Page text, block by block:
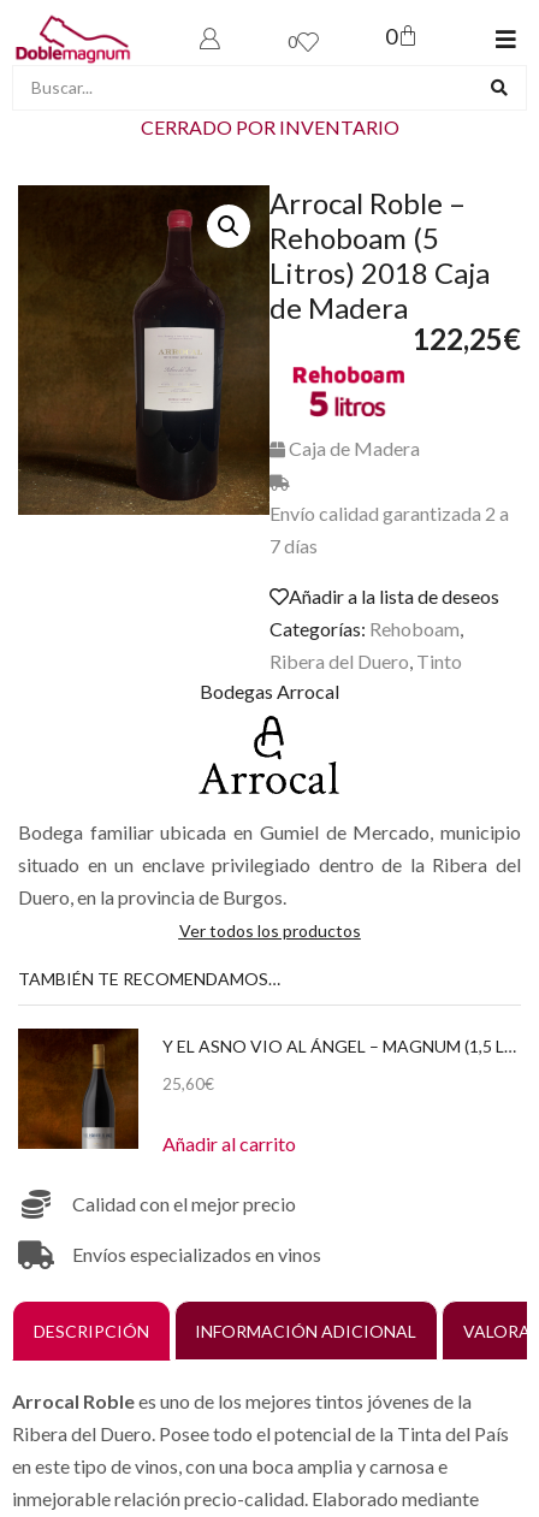
0 0
CERRADO POR INVENTARIO
Arrocal Roble –
Rehoboam (5
Litros) 2018 Caja
de Madera
122,25€
Caja de Madera
Envío calidad garantizada 2 a
7 días
Añadir a la lista de deseos
Categorías: Rehoboam,
Ribera del Duero, Tinto
Bodegas Arrocal
Bodega familiar ubicada en Gumiel de Mercado, municipio
situado en un enclave privilegiado dentro de la Ribera del
Duero, en la provincia de Burgos.
Ver todos los productos
TAMBIÉN TE RECOMENDAMOS…
Y EL ASNO VIO AL ÁNGEL – MAGNUM (1,5 LITROS) 2020
25,60€
Añadir al carrito
Calidad con el mejor precio
Envíos especializados en vinos
DESCRIPCIÓN INFORMACIÓN ADICIONAL
Arrocal Roblees uno de los mejores tintos jóvenes de la
Ribera del Duero. Posee todo el potencial de la Tinta del País
en este tipo de vinos, con una boca amplia y carnosa e
inmejorable relación precio-calidad. Elaborado mediante